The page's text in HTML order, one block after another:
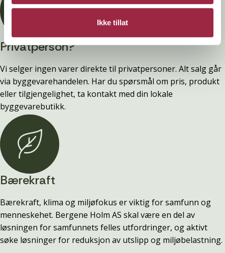
Ikke tillat
Privatperson?
Vi selger ingen varer direkte til privatpersoner. Alt salg går
via byggevarehandelen. Har du spørsmål om pris, produkt
eller tilgjengelighet, ta kontakt med din lokale
byggevarebutikk.
Bærekraft
Bærekraft, klima og miljøfokus er viktig for samfunn og
menneskehet. Bergene Holm AS skal være en del av
løsningen for samfunnets felles utfordringer, og aktivt
søke løsninger for reduksjon av utslipp og miljøbelastning.